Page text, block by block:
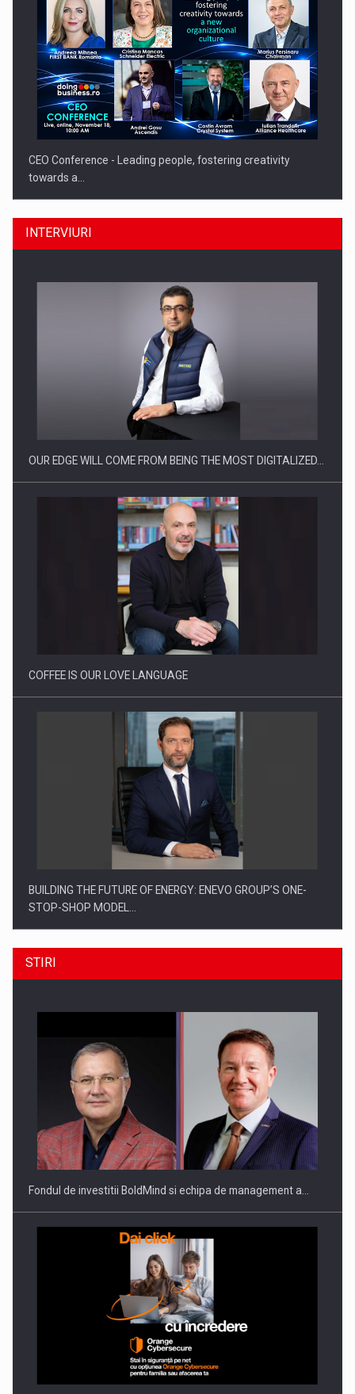
CEO Conference - Leading people, fostering creativity
towards a…
CEO Conference - Shaping The Future - Technology and…
Webinar - Business Evolution-RETHINK STRATEGY-Finantare
Investitii Digitalizare
INTERVIURI
OUR EDGE WILL COME FROM BEING THE MOST DIGITALIZED…
COFFEE IS OUR LOVE LANGUAGE
BUILDING THE FUTURE OF ENERGY: ENEVO GROUP’S ONE-
STOP-SHOP MODEL…
ROOTED IN ROMANIA, BUILT TO DELIVER TECHNOLOGY FOR
THE…
PUTTING ROMANIAN CORPORATE COMPANIES ON THE
INTERNATIONAL BUSINESS SCENE
STIRI
Fondul de investitii BoldMind si echipa de management a…